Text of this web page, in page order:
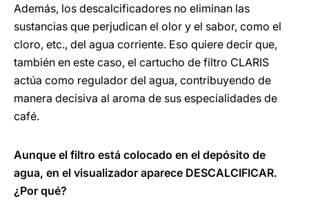
Además, los descalcificadores no eliminan las
sustancias que perjudican el olor y el sabor, como el
cloro, etc., del agua corriente. Eso quiere decir que,
también en este caso, el cartucho de filtro CLARIS
actúa como regulador del agua, contribuyendo de
manera decisiva al aroma de sus especialidades de
café.
Aunque el filtro está colocado en el depósito de
agua, en el visualizador aparece DESCALCIFICAR.
¿Por qué?